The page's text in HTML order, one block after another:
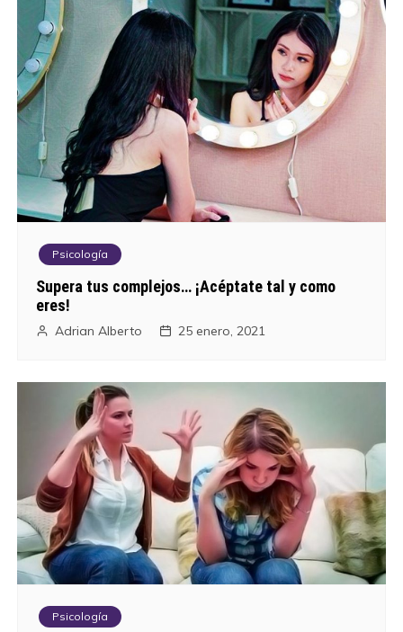
Psicología
Supera tus complejos… ¡Acéptate tal y como
eres!
Adrian Alberto 25 enero, 2021
Psicología